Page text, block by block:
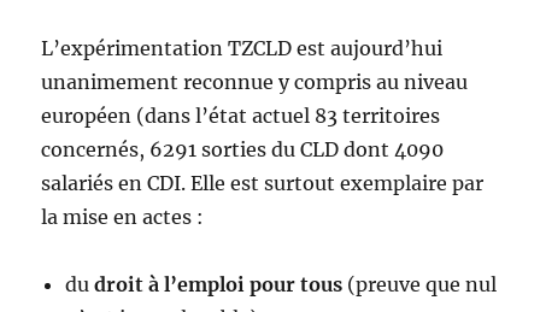
L’expérimentation TZCLD est aujourd’hui
unanimement reconnue y compris au niveau
européen (dans l’état actuel 83 territoires
concernés, 6291 sorties du CLD dont 4090
salariés en CDI. Elle est surtout exemplaire par
la mise en actes :
dudroit à l’emploi pour tous (preuve que nul